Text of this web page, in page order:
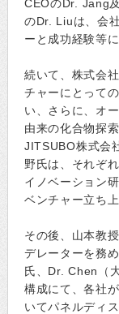
CEOのDr. Jang
のDr. Liuは、会
ーと成功経験等
続いて、株式会
チャーにとって
い、さらに、オ
由来の化合物探
JITSUBO株式会
野氏は、それぞ
イノベーション
ベンチャー立ち
その後、山本教
デレーターを務
氏、Dr. Chen（
構成にて、各社
いてパネルディ